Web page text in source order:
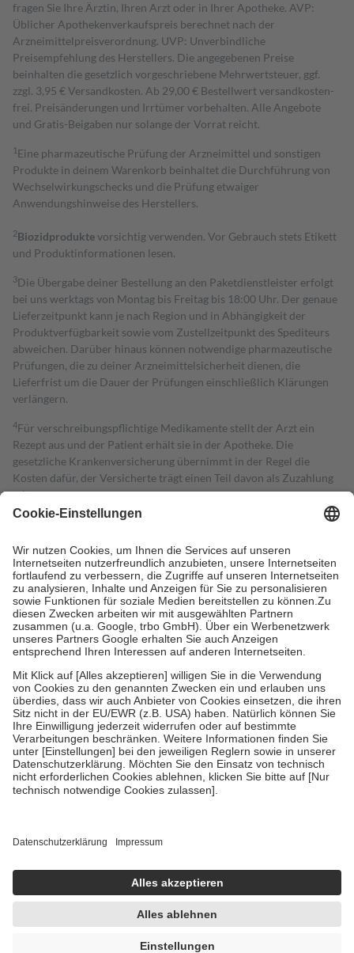
fragen Sie Ihre Ärztin, Ihren Arzt oder in Ihrer Apotheke. AVP:
Üblicher Apothekenverkaufspreis berechnet nach der
Arzneimittelpreisverordnung. UVP: Unverbindliche
Preisempfehlung des Herstellers. Die angegebenen Preise
beinhalten die gesetzlich vorgeschriebene Mehrwertsteuer, ggf.
zzgl. 3,95 € Versandkosten. Ab 29,00 € Bestell­wert versand­kosten­
frei. Preisänderungen und Irrtümer vorbehalten. Alle Angebote
und Gratis-Beigaben nur solange der Vorrat reicht.
1 Eine pharmazeutische Prüfung der Arzneimittel und sonstigen
Produkte in deinem Warenkorb beinhaltet die Durchführung von
Wechselwirkungschecks und die Prüfung etwaiger
Anwendungshinweise des Herstellers.
2Biozidproduktevorsichtig verwenden. Vor Gebrauch stets Etikett
und Produktinformationen lesen.
3Die Übergabe deiner Bestellung an den Paketdienstleister erfolgt
bei uns werktags von Montag bis Freitag bis 18:00 Uhr. Der genaue
Lieferzeitpunkt kann je nach Region und in Abhängigkeit der
Produktverfügbarkeit sowie vom Zustellzeitpunkt des Spediteurs
abweichen. Darüber hinaus können notwendige pharmazeutische
Prüfungen, die zu deiner Arzneimittelsicherheit dienen, die
Lieferfrist um die Dauer der Prüfungen einschließlich Klärungen
verlängern.
4Für verschreibungspflichtige Medikamente stellt der Arzt ein
Rezept aus und der Patient erhält sie in der Apotheke. Die
gesetzliche Krankenversicherung übernimmt in der Regel die
Kosten dafür, der Versicherte trägt einen Teil davon als Zuzahlung
mit.
Grundsätzlich leisten Mitglieder Zuzahlungen in Höhe von zehn
höchstens zehn Euro.
Es sind jedoch nie mehr als die tatsächlichen
Kosten der Leistung zu entrichten.
Diese Regeln gelten grundsätzlich auch für Online-Apotheken.
Bei Heilmitteln und häuslicher Krankenpflege beträgt die
Zuzahlung zehn Prozent der Kosten sowie zehn Euro je
Verordnung.
Um das Engagement der Versicherten für ihre eigene Gesundheit zu
stärken und die besondere Stellung der Familie zu unterstützen,
fallenkeine Zuzahlungenan bei:
• Kindern und Jugendlichen bis zum vollendeten 18. Lebensjahr
mit Ausnahme der Fahrkosten
• Untersuchungen zur Vorsorge und Früherkennung, die von der
GKV getragen werden
• empfohlenen Schutzimpfungen
• Harn- und Blutteststreifen
getroffen, um sicherzustellen, dass es sich um echte Bewertungen
https://help.etrusted.com/hc/de/articles/4419944605341
Einige Bilder und Inhalte wurden unter Zuhilfenahme künstlicher